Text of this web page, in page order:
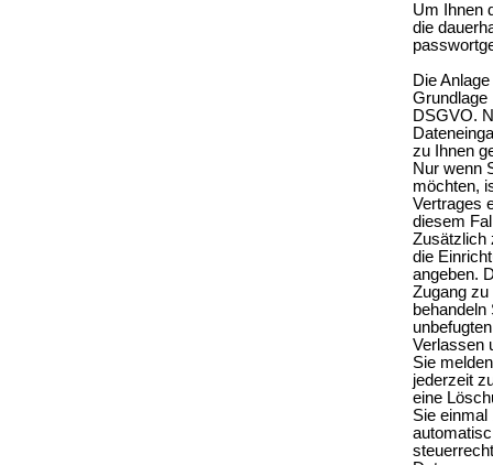
Um Ihnen
die
Die
Grundlage
DSGVO.
zu Ihnen
Nur wenn
möchten,
Vertrages
diesem
Zusätzlich
die
angeben.
Zugang zu
Verlassen
Sie
jederzeit
eine
Sie einmal